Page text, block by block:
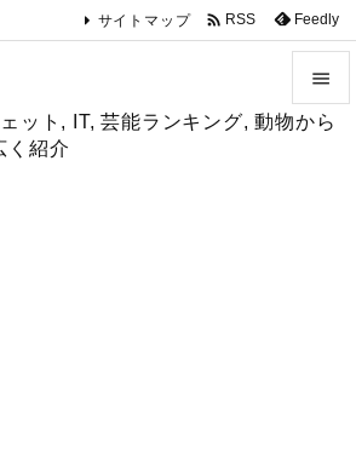
ット, IT, 芸能ランキング, 動物から
く紹介


サイトマップ  RSS Feedly